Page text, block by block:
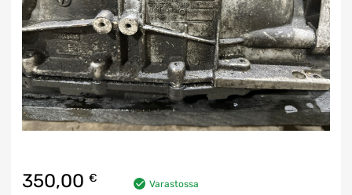
350,00 € Varastossa